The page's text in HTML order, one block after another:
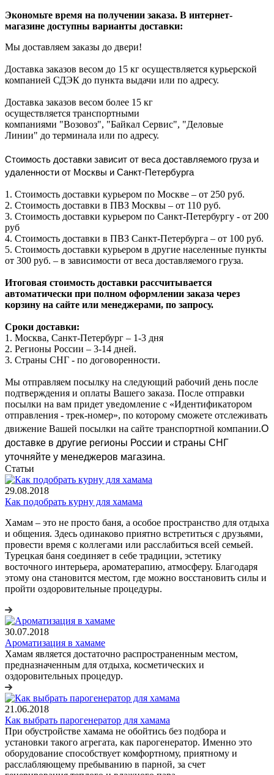
Экономьте время на получении заказа. В интернет-
магазине доступны варианты доставки:
Мы доставляем заказы до двери!
Доставка заказов весом до 15 кг осуществляется курьерской
компанией СДЭК до пункта выдачи или по адресу.
Доставка заказов весом более 15 кг
осуществляется транспортными
компаниями "Возовоз", "Байкал Сервис", "Деловые
Линии" до терминала или по адресу.
Стоимость доставки зависит от веса доставляемого груза и
удаленности от Москвы и Санкт-Петербурга
1. Стоимость доставки курьером по Москве – от 250 руб.
2. Стоимость доставки в ПВЗ Москвы – от 110 руб.
3. Стоимость доставки курьером по Санкт-Петербургу - от 200
руб
4. Стоимость доставки в ПВЗ Санкт-Петербурга – от 100 руб.
5. Стоимость доставки курьером в другие населенные пункты
от 300 руб. – в зависимости от веса доставляемого груза.
Итоговая стоимость доставки рассчитывается
автоматически при полном оформлении заказа через
корзину на сайте или менеджерами, по запросу.
Сроки доставки:
1. Москва, Санкт-Петербург – 1-3 дня
2. Регионы России – 3-14 дней.​
3. Страны СНГ - по договоренности.
Мы отправляем посылку на следующий рабочий день после
подтверждения и оплаты Вашего заказа. После отправки
посылки на вам придет уведомление с «Идентификатором
отправления - трек-номер», по которому сможете отслеживать
движение Вашей посылки на сайте транспортной компании.О
доставке в другие регионы России и страны СНГ
уточняйте у менеджеров магазина.
Статьи
29.08.2018
Как подобрать курну для хамама
Хамам – это не просто баня, а особое пространство для отдыха
и общения. Здесь одинаково приятно встретиться с друзьями,
провести время с коллегами или расслабиться всей семьей.
Турецкая баня соединяет в себе традиции, эстетику
восточного интерьера, ароматерапию, атмосферу. Благодаря
этому она становится местом, где можно восстановить силы и
пройти оздоровительные процедуры.
30.07.2018
Ароматизация в хамаме
Хамам является достаточно распространенным местом,
предназначенным для отдыха, косметических и
оздоровительных процедур.
21.06.2018
Как выбрать парогенератор для хамама
При обустройстве хамама не обойтись без подбора и
установки такого агрегата, как парогенератор. Именно это
оборудование способствует комфортному, приятному и
расслабляющему пребыванию в парной, за счет